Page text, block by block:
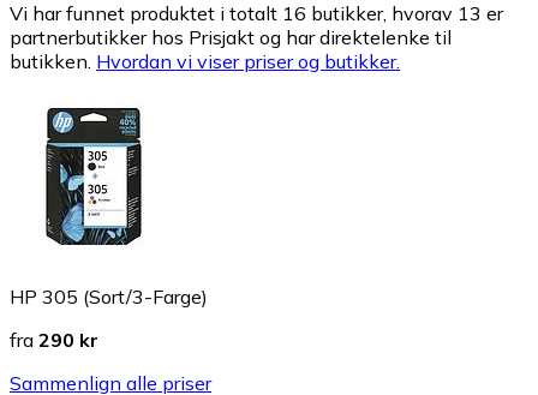
Vi har funnet produktet i totalt 16 butikker, hvorav 13 er
partnerbutikker hos Prisjakt og har direktelenke til
butikken. Hvordan vi viser priser og butikker.
HP 305 (Sort/3-Farge)
fra 290 kr
Sammenlign alle priser